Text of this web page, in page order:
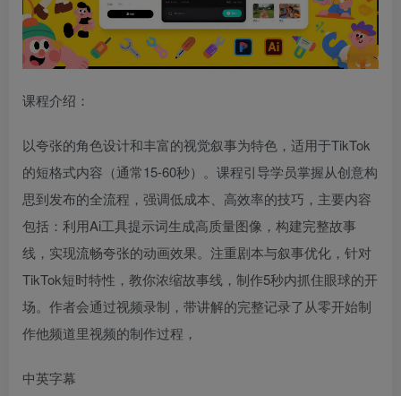
课程介绍：
以夸张的角色设计和丰富的视觉叙事为特色，适用于TikTok
的短格式内容（通常15-60秒）。课程引导学员掌握从创意构
思到发布的全流程，强调低成本、高效率的技巧，主要内容
包括：利用Ai工具提示词生成高质量图像，构建完整故事
线，实现流畅夸张的动画效果。注重剧本与叙事优化，针对
TikTok短时特性，教你浓缩故事线，制作5秒内抓住眼球的开
场。作者会通过视频录制，带讲解的完整记录了从零开始制
作他频道里视频的制作过程，
中英字幕